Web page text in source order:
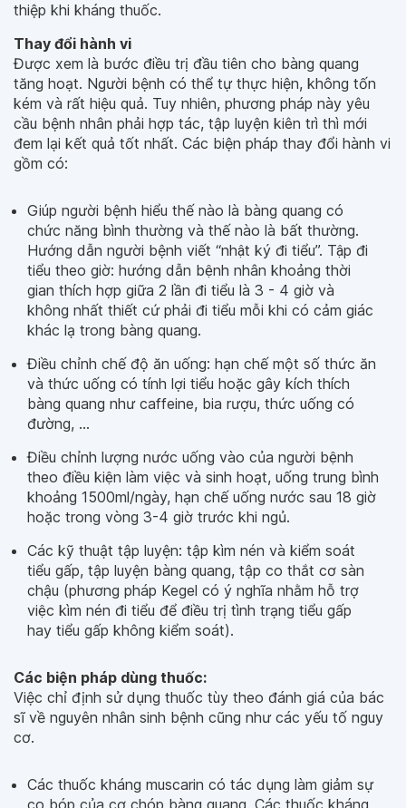
thiệp khi kháng thuốc.
Thay đổi hành vi
Được xem là bước điều trị đầu tiên cho bàng quang
tăng hoạt. Người bệnh có thể tự thực hiện, không tốn
kém và rất hiệu quả. Tuy nhiên, phương pháp này yêu
cầu bệnh nhân phải hợp tác, tập luyện kiên trì thì mới
đem lại kết quả tốt nhất. Các biện pháp thay đổi hành vi
gồm có:
Giúp người bệnh hiểu thế nào là bàng quang có
chức năng bình thường và thế nào là bất thường.
Hướng dẫn người bệnh viết “nhật ký đi tiểu”. Tập đi
tiểu theo giờ: hướng dẫn bệnh nhân khoảng thời
gian thích hợp giữa 2 lần đi tiểu là 3 - 4 giờ và
không nhất thiết cứ phải đi tiểu mỗi khi có cảm giác
khác lạ trong bàng quang.
Điều chỉnh chế độ ăn uống: hạn chế một số thức ăn
và thức uống có tính lợi tiểu hoặc gây kích thích
bàng quang như caffeine, bia rượu, thức uống có
đường, ...
Điều chỉnh lượng nước uống vào của người bệnh
theo điều kiện làm việc và sinh hoạt, uống trung bình
khoảng 1500ml/ngày, hạn chế uống nước sau 18 giờ
hoặc trong vòng 3-4 giờ trước khi ngủ.
Các kỹ thuật tập luyện: tập kìm nén và kiểm soát
tiểu gấp, tập luyện bàng quang, tập co thắt cơ sàn
chậu (phương pháp Kegel có ý nghĩa nhằm hỗ trợ
việc kìm nén đi tiểu để điều trị tình trạng tiểu gấp
hay tiểu gấp không kiểm soát).
Các biện pháp dùng thuốc:
Việc chỉ định sử dụng thuốc tùy theo đánh giá của bác
sĩ về nguyên nhân sinh bệnh cũng như các yếu tố nguy
cơ.
Các thuốc kháng muscarin có tác dụng làm giảm sự
co bóp của cơ chóp bàng quang. Các thuốc kháng